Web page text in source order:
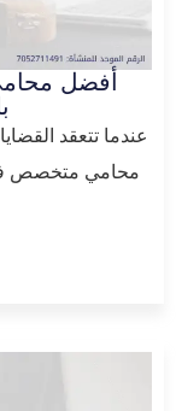
أفضل
عندما تتعقد
محامي متخصص في